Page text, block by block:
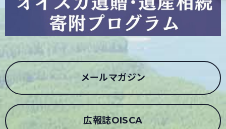
メールマガジン
広報誌OISCA